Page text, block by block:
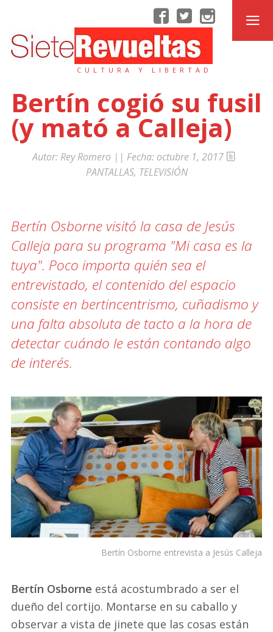
CULTURA Y LIBERTAD
Bertín cogió su fusil
(y mató a Calleja)
Autor: Rey Romero || Fecha: octubre 1, 2017
PANTALLAS, TELEVISIÓN
Bertín Osborne visitó la casa de Jesús
Calleja para su programa "Mi casa es la
tuya". Poco importa quién sea el
entrevistado, el contenido del espacio
consiste en bertincentrismo, cuñadismo y
una falta absoluta de tacto a la hora de
detectar cuándo le están contando algo
de interés.
Bertín Osborne entrevista a Jesús Calleja
Bertín Osborne está acostumbrado a ser el
dueño del cortijo. Montarse en su caballo y
observar a vista de jinete que las cosas están